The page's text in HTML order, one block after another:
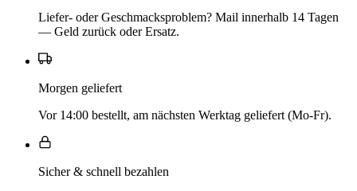
Liefer- oder Geschmacksproblem? Mail innerhalb 14 Tagen
— Geld zurück oder Ersatz.
Morgen geliefert
Vor 14:00 bestellt, am nächsten Werktag geliefert (Mo-Fr).
Sicher & schnell bezahlen